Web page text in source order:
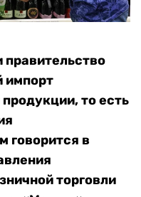
правительство
импорт
то есть
говорится в
торговли